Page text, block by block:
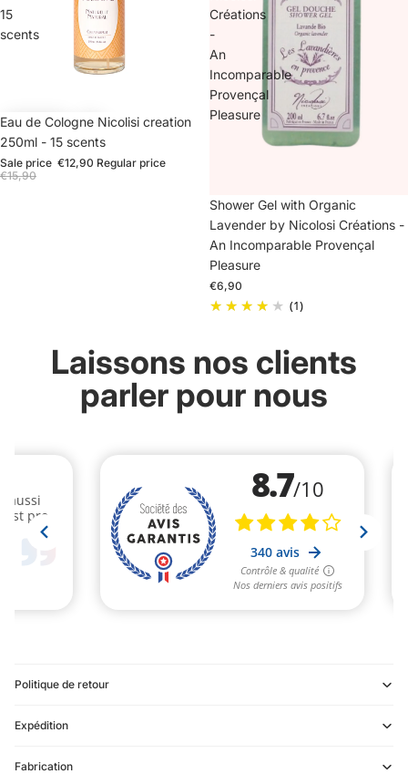
15
scents
Sale
Eau de Cologne Nicolisi creation
250ml - 15 scents
Sale price €12,90 Regular price
€15,90
Créations
-
An
Incomparable
Provençal
Pleasure
Sold out
Shower Gel with Organic
Lavender by Nicolosi Créations -
An Incomparable Provençal
Pleasure
€6,90
(1)
Laissons nos clients
parler pour nous
Politique de retour
Expédition
Fabrication